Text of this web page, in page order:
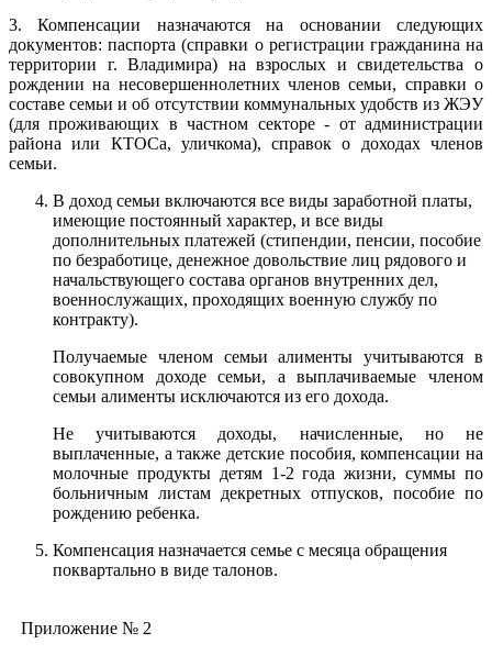
3. Компенсации назначаются на основании следующих
документов: паспорта (справки о регистрации гражданина на
территории г. Владимира) на взрослых и свидетельства о
рождении на несовершеннолетних членов семьи, справки о
составе семьи и об отсутствии коммунальных удобств из ЖЭУ
(для проживающих в частном секторе - от администрации
района или КТОСа, уличкома), справок о доходах членов
семьи.
В доход семьи включаются все виды заработной платы,
имеющие постоянный характер, и все виды
дополнительных платежей (стипендии, пенсии, пособие
по безработице, денежное довольствие лиц рядового и
начальствующего состава органов внутренних дел,
военнослужащих, проходящих военную службу по
контракту).
Получаемые членом семьи алименты учитываются в
совокупном доходе семьи, а выплачиваемые членом
семьи алименты исключаются из его дохода.
Не учитываются доходы, начисленные, но не
выплаченные, а также детские пособия, компенсации на
молочные продукты детям 1-2 года жизни, суммы по
больничным листам декретных отпусков, пособие по
рождению ребенка.
Компенсация назначается семье с месяца обращения
поквартально в виде талонов.
Приложение № 2